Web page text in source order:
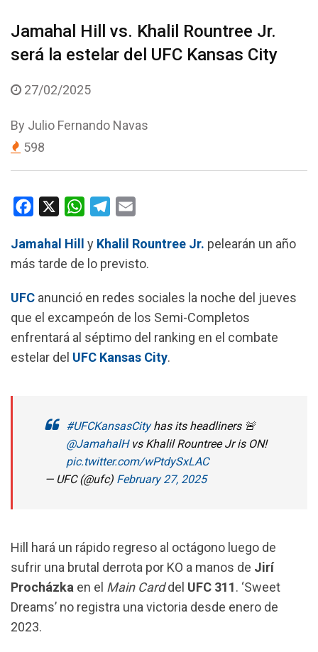
Jamahal Hill vs. Khalil Rountree Jr.
será la estelar del UFC Kansas City
27/02/2025
By Julio Fernando Navas
598
c
e
o
o
k
W
a
A
p
p
l
e
r
a
m
a
i
Jamahal Hill y Khalil Rountree Jr. pelearán un año
más tarde de lo previsto.
UFC anunció en redes sociales la noche del jueves
que el excampeón de los Semi-Completos
enfrentará al séptimo del ranking en el combate
estelar del UFC Kansas City.
#UFCKansasCityhas its headliners 🚨
@JamahalHvs Khalil Rountree Jr is ON!
pic.twitter.com/wPtdySxLAC
— UFC (@ufc) February 27, 2025
Hill hará un rápido regreso al octágono luego de
sufrir una brutal derrota por KO a manos de Jirí
Procházka en el Main Carddel UFC 311. ‘Sweet
Dreams’ no registra una victoria desde enero de
2023.